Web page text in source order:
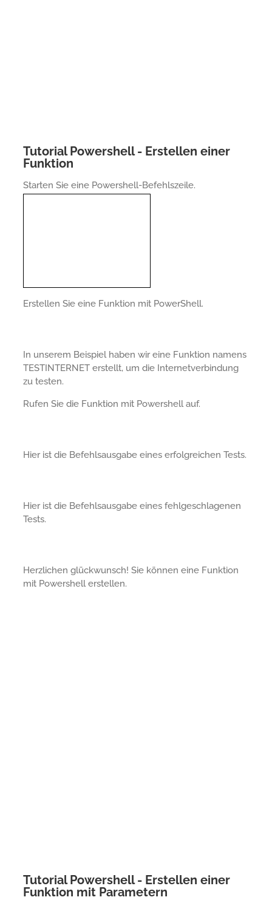
Tutorial Powershell - Erstellen einer
Funktion
Starten Sie eine Powershell-Befehlszeile.
Erstellen Sie eine Funktion mit PowerShell.
In unserem Beispiel haben wir eine Funktion namens
TESTINTERNET erstellt, um die Internetverbindung
zu testen.
Rufen Sie die Funktion mit Powershell auf.
Hier ist die Befehlsausgabe eines erfolgreichen Tests.
Hier ist die Befehlsausgabe eines fehlgeschlagenen
Tests.
Herzlichen glückwunsch! Sie können eine Funktion
mit Powershell erstellen.
Tutorial Powershell - Erstellen einer
Funktion mit Parametern